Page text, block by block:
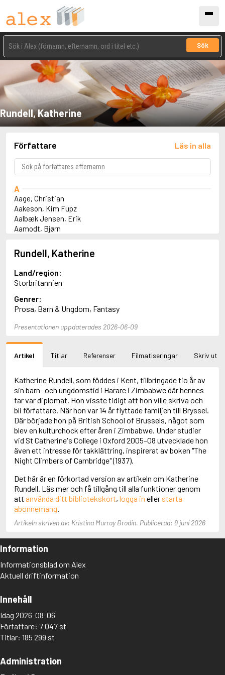
Sök
Rundell, Katherine
Författare Läs in alla
A
Aage, Christian
Aakeson, Kim Fupz
Aalbæk Jensen, Erik
Aamodt, Bjørn
Abbey, Kieran
Abbot, Anthony
Abbott, John
Abbott, Megan
Abdel-Fattah, Randa
Abdolah, Kader
Abé, Kobo
Abele, Inga
Aboulela, Leila
Abrahams, Peter (f. 1947)
Abrahamson, Emmy
Abse, Dannie
Abu-Jaber, Diana
Abulhawa, Susan
Aburas, Lone
Achebe, Chinua
Achmatova, Anna
Aciman, André
Acker, Kathy
Ackroyd, Peter
Adam de la Halle
Adamov, Arthur
Adams, Douglas
Adams, Jane
Adams, Richard
Adbåge, Emma
Adbåge, Lisen
Adelborg, Ottilia
Adiga, Aravind
Adlerbeth, Gudmund Jöran
Adnan, Etel
Adolfsson, Eva
Adolfsson, Gunnar
Rundell, Katherine
Land/region:
Storbritannien
Genrer:
Prosa, Barn & Ungdom, Fantasy
Presentationen uppdaterades 2026-06-09
Artikel Titlar Referenser Filmatiseringar Skriv ut
Katherine Rundell, som föddes i Kent, tillbringade tio år av
sin barn- och ungdomstid i Harare i Zimbabwe där hennes
far var diplomat. Hon visste tidigt att hon ville skriva och
bli författare. När hon var 14 år flyttade familjen till Bryssel.
Där började hon på British School of Brussels, något som
blev en kulturchock efter åren i Zimbabwe. Under studier
vid St Catherine's College i Oxford 2005–08 utvecklade hon
även ett intresse för takklättring, inspirerat av boken "The
Night Climbers of Cambridge" (1937).
Det här är en förkortad version av artikeln om Katherine
Rundell. Läs mer och få tillgång till alla funktioner genom
att använda ditt bibliotekskort, logga in eller starta
abonnemang.
Artikeln skriven av: Kristina Murray Brodin. Publicerad: 9 juni 2026
Information
Informationsblad om Alex
Aktuell driftinformation
Innehåll
Idag 2026-08-06
Författare: 7 047 st
Titlar: 185 299 st
Administration